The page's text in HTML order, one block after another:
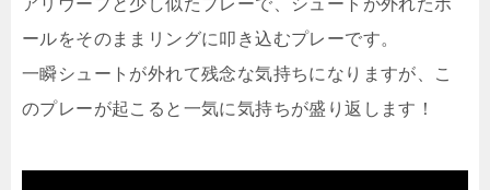
アリウープと少し似たプレーで、シュートが外れたボ
ールをそのままリングに叩き込むプレーです。
一瞬シュートが外れて残念な気持ちになりますが、こ
のプレーが起こると一気に気持ちが盛り返します！